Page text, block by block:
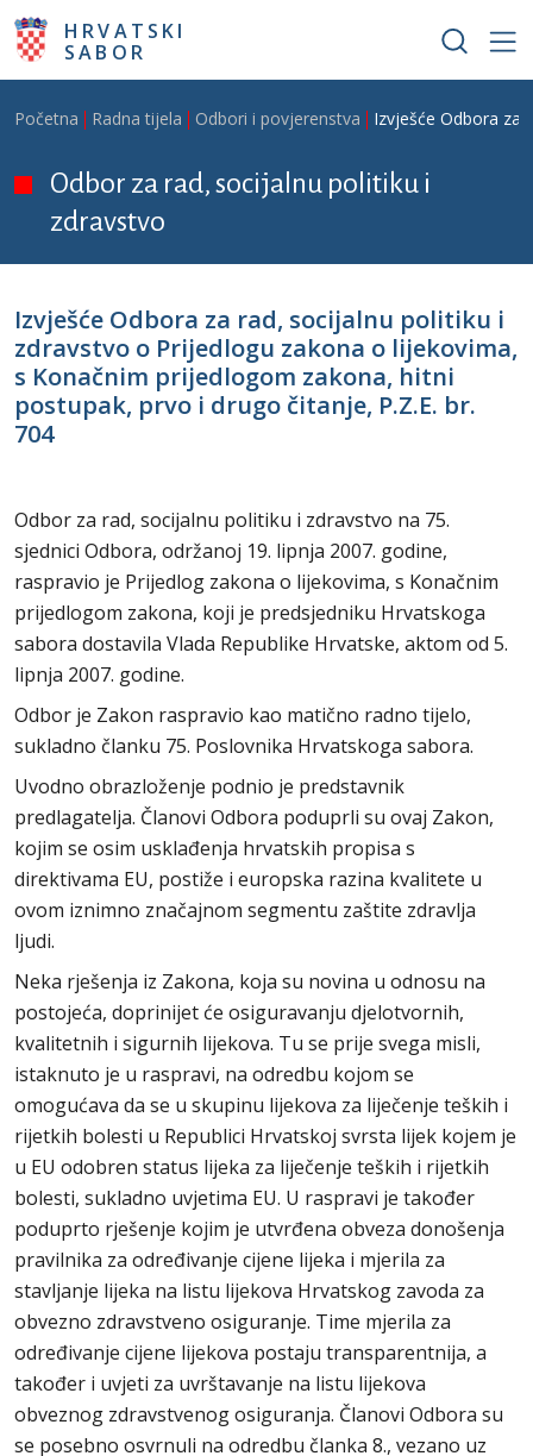
Skoči na glavni sadržaj
HRVATSKI
SABOR
Breadcrumb
Početna Radna tijela Odbori i povjerenstva Izvješće Odbora za
Odbor za rad, socijalnu politiku i
zdravstvo
Izvješće Odbora za rad, socijalnu politiku i
zdravstvo o Prijedlogu zakona o lijekovima,
s Konačnim prijedlogom zakona, hitni
postupak, prvo i drugo čitanje, P.Z.E. br.
704
Odbor za rad, socijalnu politiku i zdravstvo na 75.
sjednici Odbora, održanoj 19. lipnja 2007. godine,
raspravio je Prijedlog zakona o lijekovima, s Konačnim
prijedlogom zakona, koji je predsjedniku Hrvatskoga
sabora dostavila Vlada Republike Hrvatske, aktom od 5.
lipnja 2007. godine.
Odbor je Zakon raspravio kao matično radno tijelo,
sukladno članku 75. Poslovnika Hrvatskoga sabora.
Uvodno obrazloženje podnio je predstavnik
predlagatelja. Članovi Odbora poduprli su ovaj Zakon,
kojim se osim usklađenja hrvatskih propisa s
direktivama EU, postiže i europska razina kvalitete u
ovom iznimno značajnom segmentu zaštite zdravlja
ljudi.
Neka rješenja iz Zakona, koja su novina u odnosu na
postojeća, doprinijet će osiguravanju djelotvornih,
kvalitetnih i sigurnih lijekova. Tu se prije svega misli,
istaknuto je u raspravi, na odredbu kojom se
omogućava da se u skupinu lijekova za liječenje teških i
rijetkih bolesti u Republici Hrvatskoj svrsta lijek kojem je
u EU odobren status lijeka za liječenje teških i rijetkih
bolesti, sukladno uvjetima EU. U raspravi je također
poduprto rješenje kojim je utvrđena obveza donošenja
pravilnika za određivanje cijene lijeka i mjerila za
stavljanje lijeka na listu lijekova Hrvatskog zavoda za
obvezno zdravstveno osiguranje. Time mjerila za
određivanje cijene lijekova postaju transparentnija, a
također i uvjeti za uvrštavanje na listu lijekova
obveznog zdravstvenog osiguranja. Članovi Odbora su
se posebno osvrnuli na odredbu članka 8., vezano uz